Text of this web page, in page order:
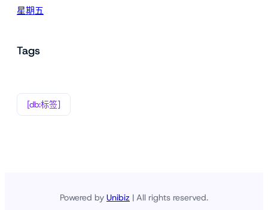
星期五
Tags
[db:标签]
Powered by Unibiz | All rights reserved.